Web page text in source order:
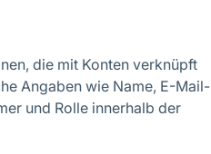
die mit Konten verknüpft
Angaben wie Name, E-Mail-
und Rolle innerhalb der